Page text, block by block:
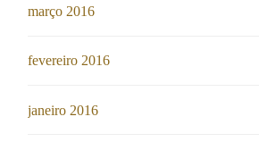
março 2016
fevereiro 2016
janeiro 2016